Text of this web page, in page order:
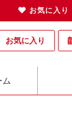
お気に入り
ム
お気に入り